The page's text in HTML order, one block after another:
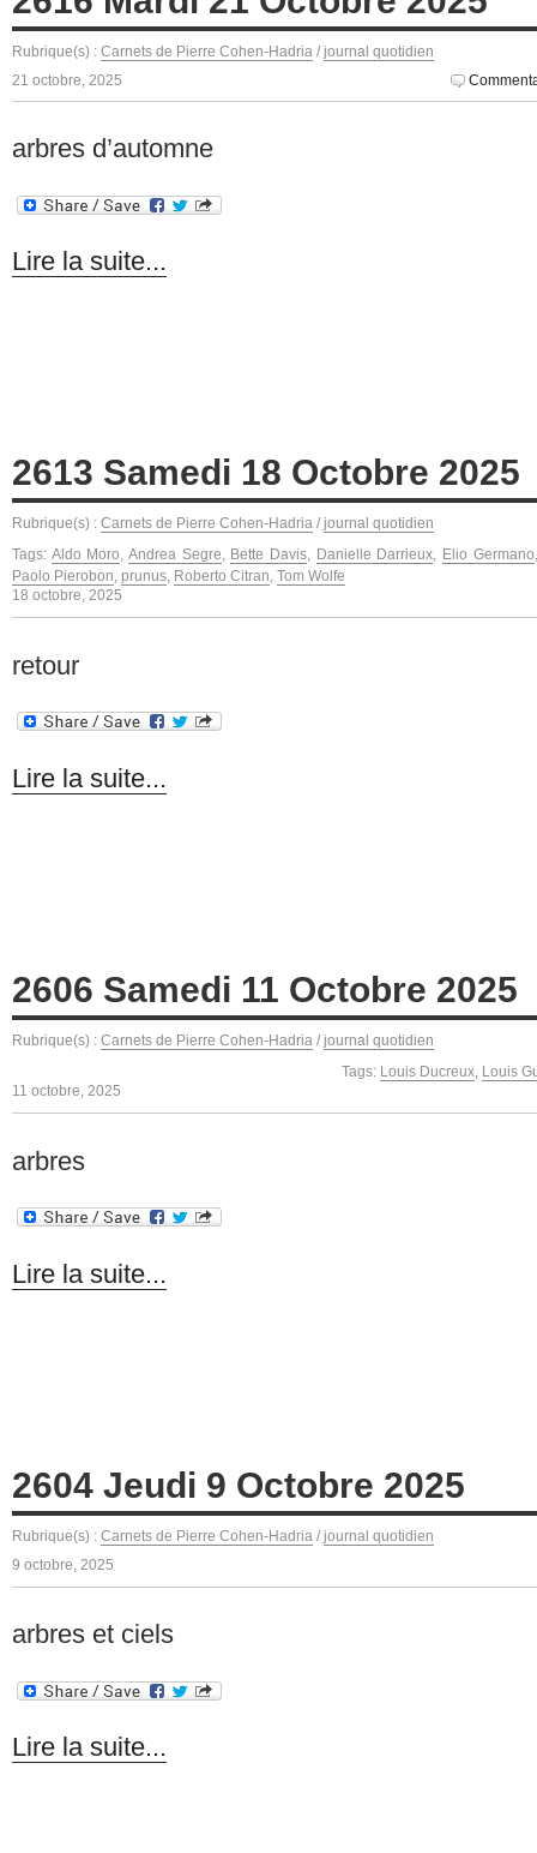
Rubrique(s) : Carnets de Pierre Cohen-Hadria / journal quotidien
21 octobre, 2025
arbres d’automne
Lire la suite...
2613 Samedi 18 Octobre 2025
Rubrique(s) : Carnets de Pierre Cohen-Hadria / journal quotidien
Tags: Aldo Moro, Andrea Segre, Bette Davis, Danielle Darrieux, Elio Germano
Paolo Pierobon, prunus, Roberto Citran, Tom Wolfe
18 octobre, 2025
retour
Lire la suite...
2606 Samedi 11 Octobre 2025
Rubrique(s) : Carnets de Pierre Cohen-Hadria / journal quotidien
Tags: Louis Ducreux, Louis
11 octobre, 2025
arbres
Lire la suite...
2604 Jeudi 9 Octobre 2025
Rubrique(s) : Carnets de Pierre Cohen-Hadria / journal quotidien
9 octobre, 2025
arbres et ciels
Lire la suite...